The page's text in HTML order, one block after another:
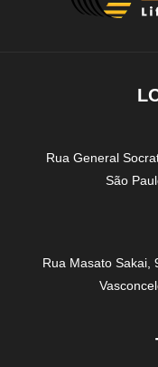
Rua General
São
Rua Masato Sakai,